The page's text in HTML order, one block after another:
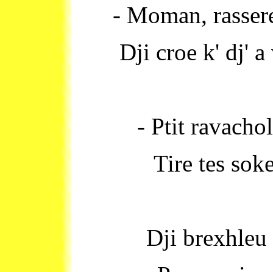
- Moman,
Dji croe k' dj' a
- Ptit
Tire tes
Dji brexhleu